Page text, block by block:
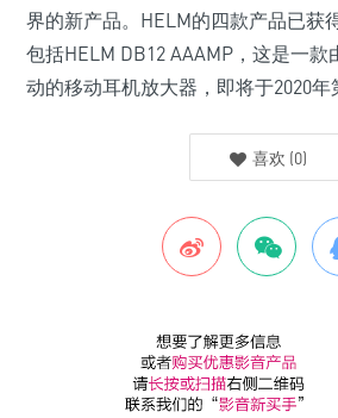
界的新产品。HELM的四款产品已获
包括HELM DB12 AAAMP，这是一款
动的移动耳机放大器，即将于2020年
喜欢 (0)